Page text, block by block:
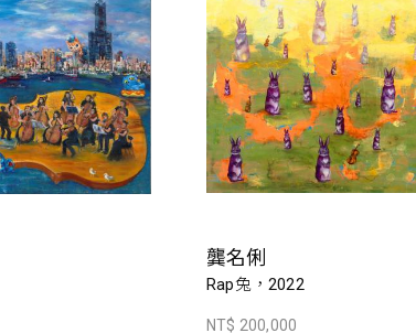
龔名俐
Rap兔，2022
NT$ 200,000